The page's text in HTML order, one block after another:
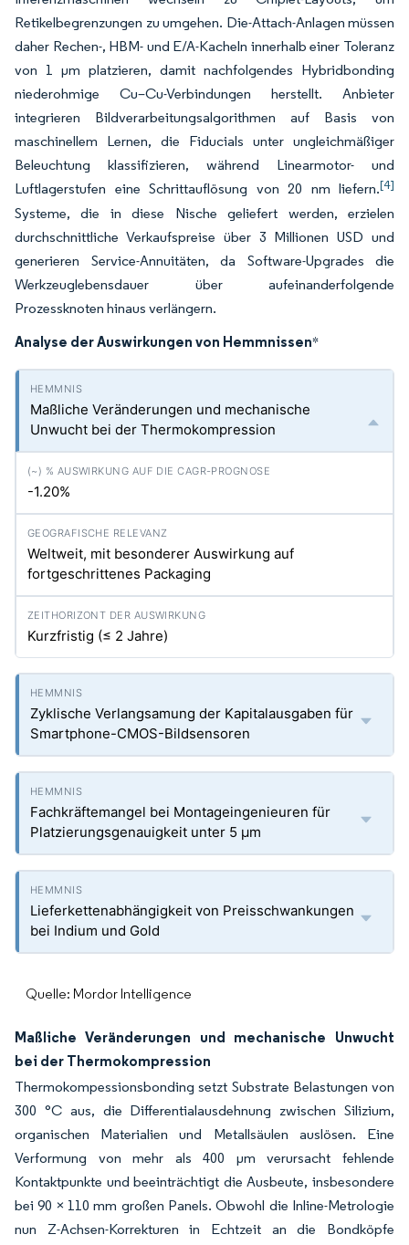
Retikelbegrenzungen zu umgehen. Die-Attach-Anlagen müssen
daher Rechen-, HBM- und E/A-Kacheln innerhalb einer Toleranz
von 1 µm platzieren, damit nachfolgendes Hybridbonding
niederohmige Cu–Cu-Verbindungen herstellt. Anbieter
integrieren Bildverarbeitungsalgorithmen auf Basis von
maschinellem Lernen, die Fiducials unter ungleichmäßiger
Beleuchtung klassifizieren, während Linearmotor- und
Luftlagerstufen eine Schrittauflösung von 20 nm liefern.[4]
Systeme, die in diese Nische geliefert werden, erzielen
durchschnittliche Verkaufspreise über 3 Millionen USD und
generieren Service-Annuitäten, da Software-Upgrades die
Werkzeuglebensdauer über aufeinanderfolgende
Prozessknoten hinaus verlängern.
Analyse der Auswirkungen von Hemmnissen*
Maßliche Veränderungen und mechanische
Unwucht bei der Thermokompression
-1.20%
Weltweit, mit besonderer Auswirkung auf
fortgeschrittenes Packaging
Kurzfristig (≤ 2 Jahre)
Zyklische Verlangsamung der Kapitalausgaben für
Smartphone-CMOS-Bildsensoren
Fachkräftemangel bei Montageingenieuren für
Platzierungsgenauigkeit unter 5 µm
Lieferkettenabhängigkeit von Preisschwankungen
bei Indium und Gold
Quelle: Mordor Intelligence
Maßliche Veränderungen und mechanische Unwucht
bei der Thermokompression
Thermokompessionsbonding setzt Substrate Belastungen von
300 °C aus, die Differentialausdehnung zwischen Silizium,
organischen Materialien und Metallsäulen auslösen. Eine
Verformung von mehr als 400 µm verursacht fehlende
Kontaktpunkte und beeinträchtigt die Ausbeute, insbesondere
bei 90 × 110 mm großen Panels. Obwohl die Inline-Metrologie
nun Z-Achsen-Korrekturen in Echtzeit an die Bondköpfe